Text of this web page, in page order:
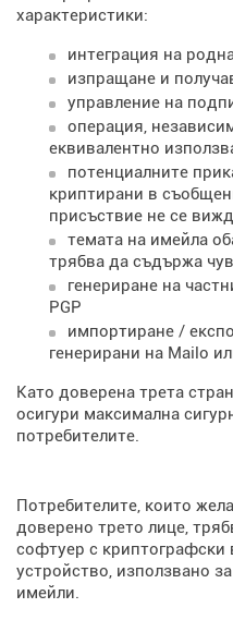
характеристики:
интеграция на
изпращане и
управление на
операция,
еквивалентно
потенциалните
криптирани в
присъствие не се
темата на имейла
трябва да съдържа
генериране на
PGP
импортиране /
генерирани на Mailo
Като доверена трета
осигури максимална
потребителите.
Потребителите, които
доверено трето лице,
софтуер с
устройство, използвано
имейли.